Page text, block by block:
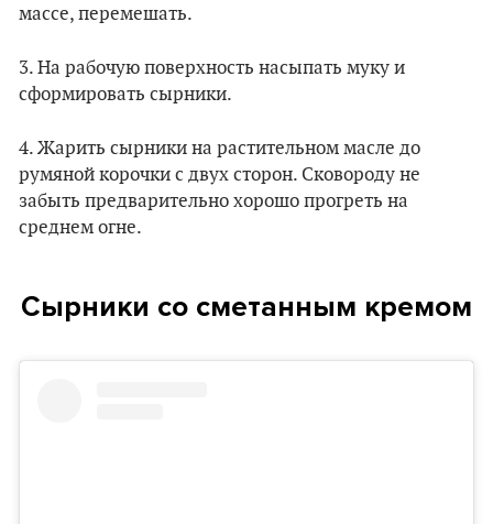
массе, перемешать.
3. На рабочую поверхность насыпать муку и
сформировать сырники.
4. Жарить сырники на растительном масле до
румяной корочки с двух сторон. Сковороду не
забыть предварительно хорошо прогреть на
среднем огне.
Сырники со сметанным кремом